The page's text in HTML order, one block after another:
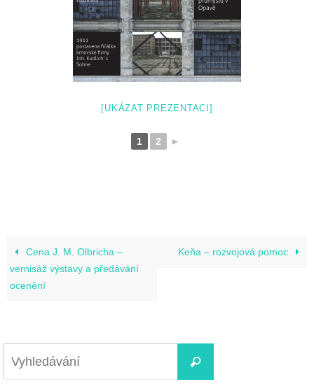
[UKÁZAT PREZENTACI]
1 2 ►
Cena J. M. Olbricha –
vernisáž výstavy a předávání
ocenění
Keňa – rozvojová pomoc